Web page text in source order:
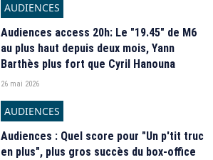
AUDIENCES
Audiences access 20h: Le "19.45" de M6
au plus haut depuis deux mois, Yann
Barthès plus fort que Cyril Hanouna
26 mai 2026
AUDIENCES
Audiences : Quel score pour "Un p'tit truc
en plus", plus gros succès du box-office